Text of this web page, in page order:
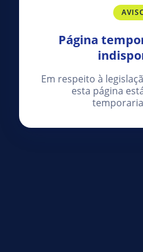
Página
Em respeito à
esta página